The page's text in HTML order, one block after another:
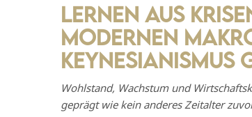
Lernen aus
modernen
Keynesianismus
Wohlstand, Wachstum und
geprägt wie kein anderes Zeitalter